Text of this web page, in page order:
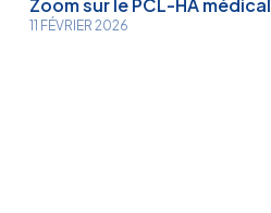
Zoom sur le PCL-HA médical
11 FÉVRIER 2026